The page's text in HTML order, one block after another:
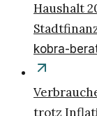
Haushalt
kobra-
trotz